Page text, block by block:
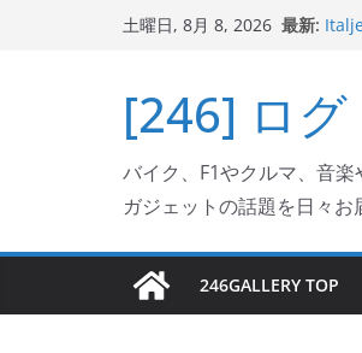
キ
プ
土曜日, 8月 8, 2026 最新: リ
Jeff
Ken
フェ
[246] ログ
バイク、F1やクルマ、音
ガジェットの話題を日々お
246GALLERY TOP